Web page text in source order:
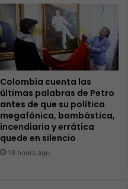
Colombia cuenta las
últimas palabras de Petro
antes de que su política
megafónica, bombástica,
incendiaria y errática
quede en silencio
18 hours ago